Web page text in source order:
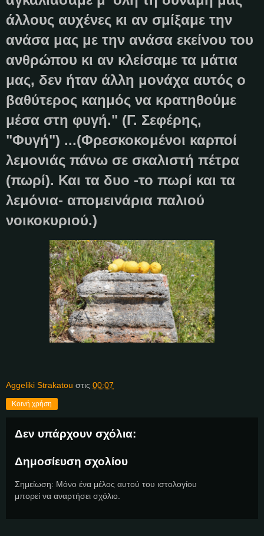
άλλους αυχένες κι αν σμίξαμε την
ανάσα μας με την ανάσα εκείνου του
ανθρώπου κι αν κλείσαμε τα μάτια
μας, δεν ήταν άλλη μονάχα αυτός ο
βαθύτερος καημός να κρατηθούμε
μέσα στη φυγή." (Γ. Σεφέρης,
"Φυγή") ...(Φρεσκοκομένοι καρποί
λεμονιάς πάνω σε σκαλιστή πέτρα
(πωρί). Και τα δυο -το πωρί και τα
λεμόνια- απομεινάρια παλιού
νοικοκυριού.)
Aggeliki Strakatou στις 00:07
Κοινή χρήση
Δεν υπάρχουν σχόλια:
Δημοσίευση σχολίου
Σημείωση: Μόνο ένα μέλος αυτού του ιστολογίου
μπορεί να αναρτήσει σχόλιο.